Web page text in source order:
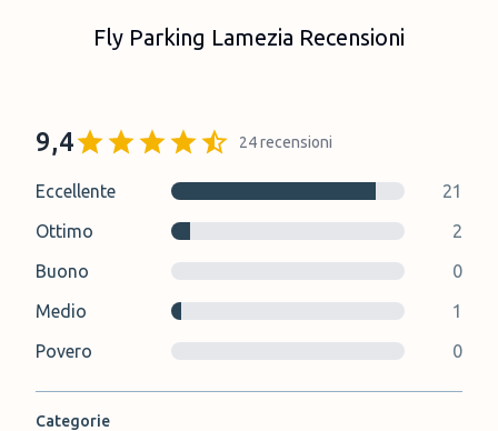
Fly Parking Lamezia Recensioni
9,4 24recensioni
Eccellente
21
Ottimo
2
Buono
0
Medio
1
Povero
0
Categorie